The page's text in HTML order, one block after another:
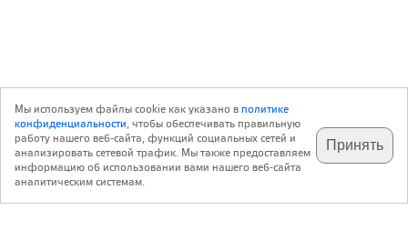
подпишитесь на наш
телеграм @archi_ru
✕
с 20 июля 1999 г.
Мы используем файлы cookie как указано вполитике
конфиденциальности, чтобы обеспечивать правильную
работу нашего веб-сайта, функций социальных сетей и
анализировать сетевой трафик. Мы также предоставляем
информацию об использовании вами нашего веб-сайта
аналитическим системам.
Принять